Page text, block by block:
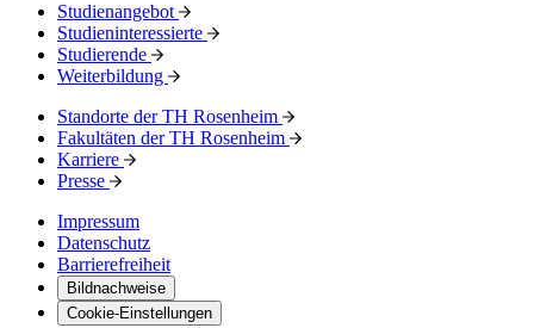
Studienangebot
Studieninteressierte
Studierende
Weiterbildung
Standorte der TH Rosenheim
Fakultäten der TH Rosenheim
Karriere
Presse
Impressum
Datenschutz
Barrierefreiheit
Bildnachweise
Cookie-Einstellungen